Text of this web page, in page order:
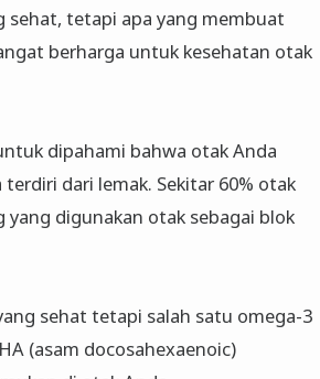
sehat, tetapi apa yang membuat
berharga untuk kesehatan otak
dipahami bahwa otak Anda
dari lemak. Sekitar 60% otak
yang digunakan otak sebagai blok
sehat tetapi salah satu omega-3
(asam docosahexaenoic)